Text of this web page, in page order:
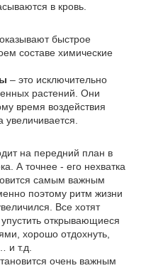
в кровь.
быстрое
составе химические
– это исключительно
растений. Они
время воздействия
на передний план в
А точнее - его нехватка
самым важным
поэтому ритм жизни
Все хотят
открывающиеся
хорошо отдохнуть,
и т.д.
очень важным